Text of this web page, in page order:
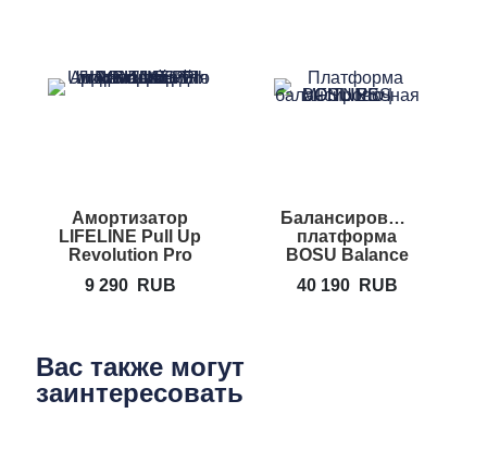
Амортизатор
LIFELINE Pull Up
Revolution Pro
9 290
RUB
Балансировочная
платформа
BOSU Balance
40 190 RUB
Вас также могут
заинтересовать